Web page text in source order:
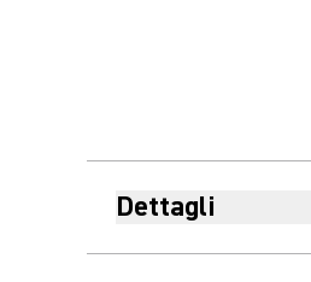
Dettagli